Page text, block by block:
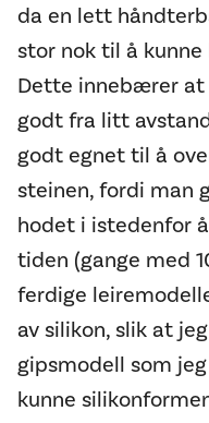
da en lett
stor nok til å
Dette innebærer at
godt fra litt
godt egnet til å
steinen, fordi man
hodet i istedenfor
tiden (gange med
ferdige
av silikon, slik at
gipsmodell som
kunne